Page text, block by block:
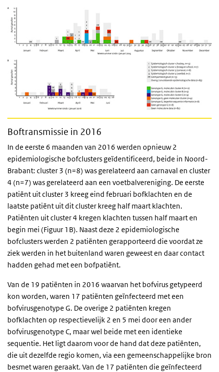
Boftransmissie in 2016
In de eerste 6 maanden van 2016 werden opnieuw 2
epidemiologische bofclusters geïdentificeerd, beide in Noord-
Brabant: cluster 3 (n=8) was gerelateerd aan carnaval en cluster
4 (n=7) was gerelateerd aan een voetbalvereniging. De eerste
patiënt uit cluster 3 kreeg eind februari bofklachten en de
laatste patiënt uit dit cluster kreeg half maart klachten.
Patiënten uit cluster 4 kregen klachten tussen half maart en
begin mei (Figuur 1B). Naast deze 2 epidemiologische
bofclusters werden 2 patiënten gerapporteerd die voordat ze
ziek werden in het buitenland waren geweest en daar contact
hadden gehad met een bofpatiënt.
Van de 19 patiënten in 2016 waarvan het bofvirus getypeerd
kon worden, waren 17 patiënten geïnfecteerd met een
bofvirusgenotype G. De overige 2 patiënten kregen
bofklachten op respectievelijk 2 en 5 mei door een ander
bofvirusgenotype C, maar wel beide met een identieke
sequentie. Het ligt daarom voor de hand dat deze patiënten,
die uit dezelfde regio komen, via een gemeenschappelijke bron
besmet waren geraakt. Van de 17 patiënten die geïnfecteerd